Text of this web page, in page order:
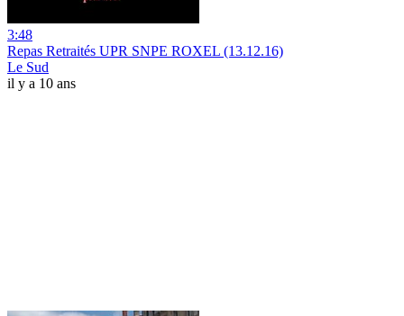
3:48
Repas Retraités UPR SNPE ROXEL (13.12.16)
Le Sud
il y a 10 ans